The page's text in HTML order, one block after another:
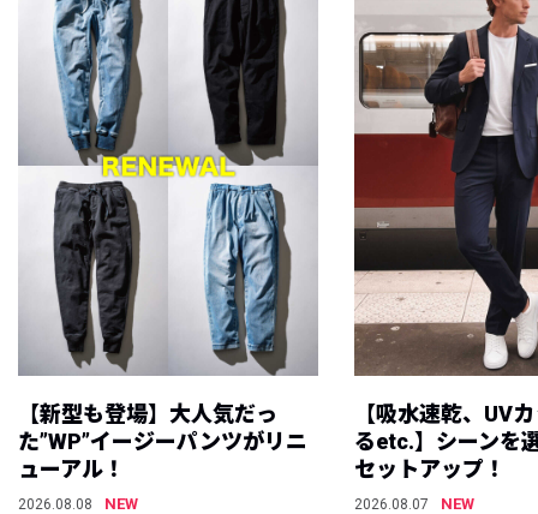
【新型も登場】大人気だっ
た”WP”イージーパンツがリニ
ューアル！
2026.08.08
NEW
【吸水速乾、UV
るetc.】シーンを
セットアップ！
2026.08.07
NEW